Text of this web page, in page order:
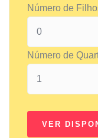
Número de
Número de